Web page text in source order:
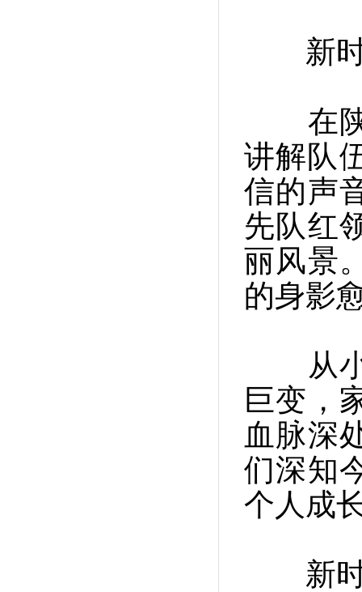
新时
在陕
讲解队
信的声
先队红
丽风景
的身影
从小
巨变，
血脉深
们深知
个人成
新时